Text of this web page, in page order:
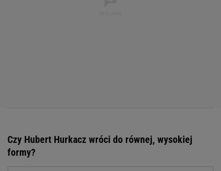
Czy Hubert Hurkacz wróci do równej, wysokiej
formy?